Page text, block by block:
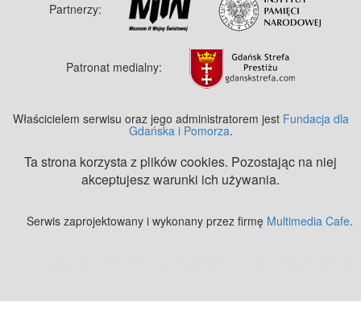
Partnerzy:
Patronat medialny:
Właścicielem serwisu oraz jego administratorem jest Fundacja dla
Gdańska i Pomorza.
Ta strona korzysta z plików cookies. Pozostając na niej
akceptujesz warunki ich używania.
Serwis zaprojektowany i wykonany przez firmę Multimedia Cafe.